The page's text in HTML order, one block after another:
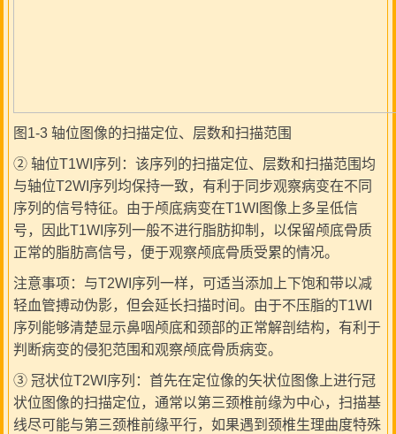
图1-3 轴位图像的扫描定位、层数和扫描范围
② 轴位T1WI序列：该序列的扫描定位、层数和扫描范围均
与轴位T2WI序列均保持一致，有利于同步观察病变在不同
序列的信号特征。由于颅底病变在T1WI图像上多呈低信
号，因此T1WI序列一般不进行脂肪抑制，以保留颅底骨质
正常的脂肪高信号，便于观察颅底骨质受累的情况。
注意事项：与T2WI序列一样，可适当添加上下饱和带以减
轻血管搏动伪影，但会延长扫描时间。由于不压脂的T1WI
序列能够清楚显示鼻咽颅底和颈部的正常解剖结构，有利于
判断病变的侵犯范围和观察颅底骨质病变。
③ 冠状位T2WI序列：首先在定位像的矢状位图像上进行冠
状位图像的扫描定位，通常以第三颈椎前缘为中心，扫描基
线尽可能与第三颈椎前缘平行，如果遇到颈椎生理曲度特殊